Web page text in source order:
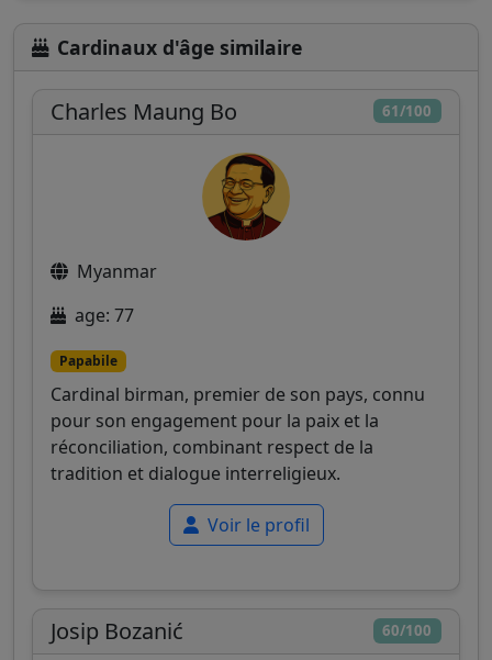
Cardinaux d'âge similaire
61/100
Charles Maung Bo
Myanmar
age: 77
Papabile
Cardinal birman, premier de son pays, connu
pour son engagement pour la paix et la
réconciliation, combinant respect de la
tradition et dialogue interreligieux.
Voir le profil
60/100
Josip Bozanić